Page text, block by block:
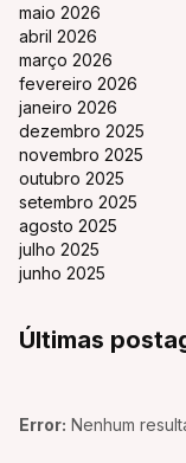
maio 2026
abril 2026
março 2026
fevereiro 2026
janeiro 2026
dezembro 2025
novembro 2025
outubro 2025
setembro 2025
agosto 2025
julho 2025
junho 2025
Últimas
Error: Nenhum